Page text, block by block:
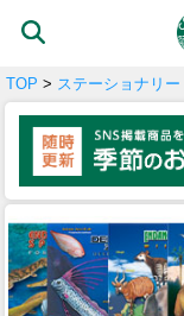
TOP > ステーショナリー